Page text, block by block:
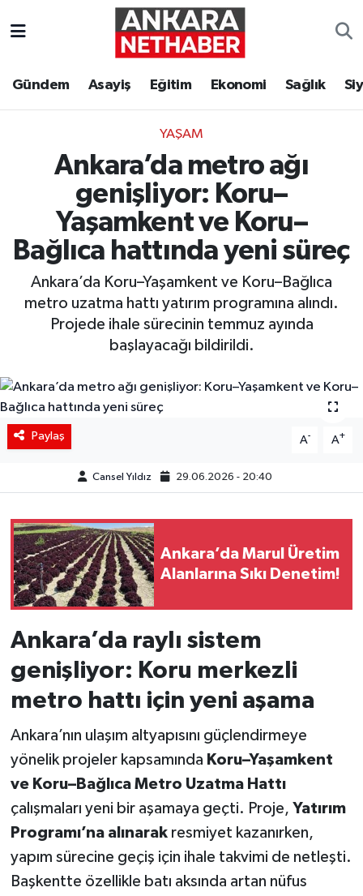
Gündem Asayiş Eğitim Ekonomi Sağlık
YAŞAM
Ankara’da metro ağı
genişliyor: Koru–
Yaşamkent ve Koru–
Bağlıca hattında yeni süreç
Ankara’da Koru–Yaşamkent ve Koru–Bağlıca
metro uzatma hattı yatırım programına alındı.
Projede ihale sürecinin temmuz ayında
başlayacağı bildirildi.
Paylaş A- A+
Cansel Yıldız 29.06.2026 - 20:40
Ankara’da Marul Üretim
Alanlarına Sıkı Denetim!
Ankara’da raylı sistem
genişliyor: Koru merkezli
metro hattı için yeni aşama
Ankara’nın ulaşım altyapısını güçlendirmeye
yönelik projeler kapsamında Koru–Yaşamkent
ve Koru–Bağlıca Metro Uzatma Hattı
çalışmaları yeni bir aşamaya geçti. Proje, Yatırım
Programı’na alınarakresmiyet kazanırken,
yapım sürecine geçiş için ihale takvimi de netleşti.
Başkentte özellikle batı aksında artan nüfus
Ekonomi
Gündem
Kim Kimdir Nereli
Resmi İlanlar
Siyaset
Spor
Teknoloji
Yaşam
Ankara Hava Durumu
Süper Lig Puan Durumu ve Fikstür
Tüm Manşetler
Son Dakika Haberleri
Haber Arşivi